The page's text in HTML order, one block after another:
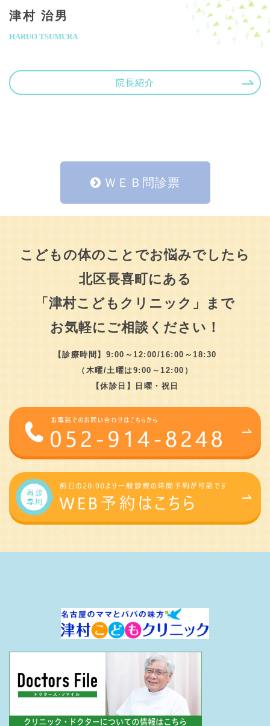
津村 治男
HARUO TSUMURA
院長紹介
ＷＥＢ問診票
こどもの体のことでお悩みでしたら
北区長喜町にある
「津村こどもクリニック」まで
お気軽にご相談ください！
【診療時間】9:00～12:00/16:00～18:30
（木曜/土曜は9:00～12:00）
【休診日】日曜・祝日